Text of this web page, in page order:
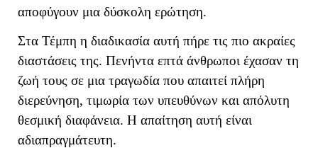
αποφύγουν μια δύσκολη ερώτηση.
Στα Τέμπη η διαδικασία αυτή πήρε τις πιο ακραίες
διαστάσεις της. Πενήντα επτά άνθρωποι έχασαν τη
ζωή τους σε μια τραγωδία που απαιτεί πλήρη
διερεύνηση, τιμωρία των υπευθύνων και απόλυτη
θεσμική διαφάνεια. Η απαίτηση αυτή είναι
αδιαπραγμάτευτη.